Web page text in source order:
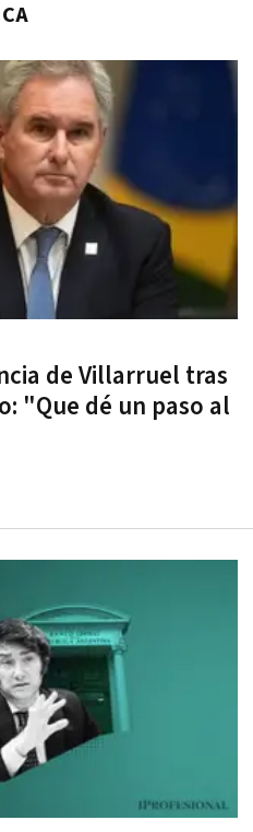
de Villarruel tras
"Que dé un paso al